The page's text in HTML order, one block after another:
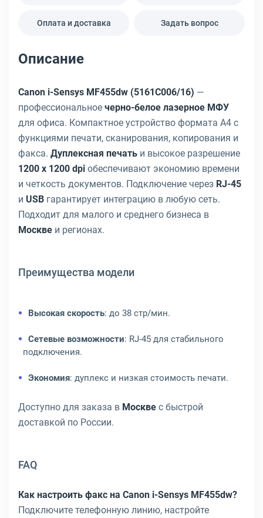
Оплата и доставка Задать вопрос
Описание
Canon i-Sensys MF455dw (5161C006/16) —
профессиональное черно-белое лазерное МФУ
для офиса. Компактное устройство формата A4 с
функциями печати, сканирования, копирования и
факса. Дуплексная печать и высокое разрешение
1200 x 1200 dpi обеспечивают экономию времени
и четкость документов. Подключение через RJ-45
и USB гарантирует интеграцию в любую сеть.
Подходит для малого и среднего бизнеса в
Москве и регионах.
Преимущества модели
Высокая скорость: до 38 стр/мин.
Сетевые возможности: RJ-45 для стабильного
подключения.
Экономия: дуплекс и низкая стоимость печати.
Доступно для заказа в Москве с быстрой
доставкой по России.
FAQ
Как настроить факс на Canon i-Sensys MF455dw?
Подключите телефонную линию, настройте